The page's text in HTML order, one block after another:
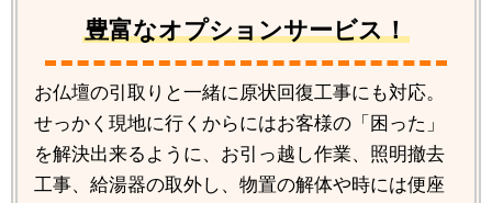
豊富なオプションサービス！
お仏壇の引取りと一緒に原状回復工事にも対応。
せっかく現地に行くからにはお客様の「困った」
を解決出来るように、お引っ越し作業、照明撤去
工事、給湯器の取外し、物置の解体や時には便座